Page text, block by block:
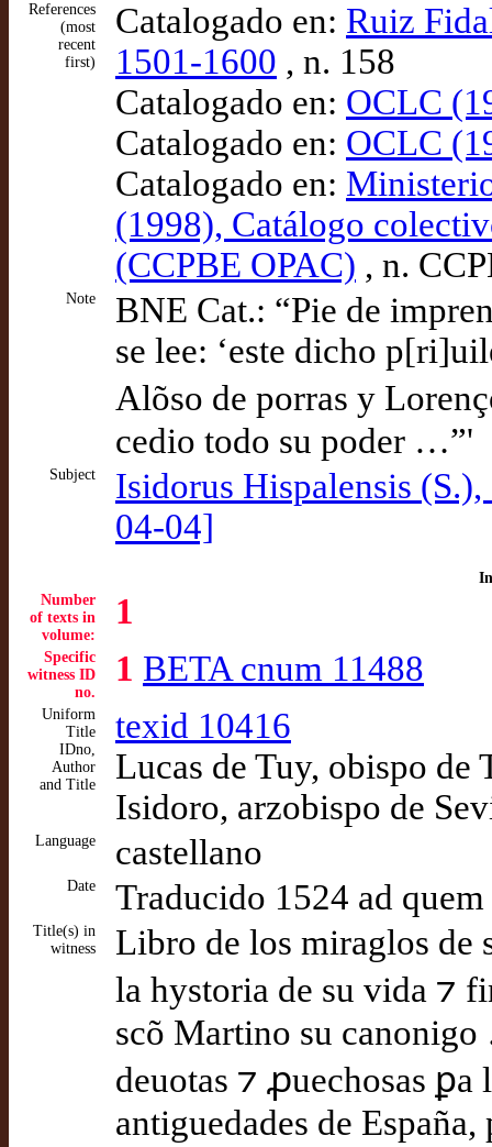
References
(most
recent
first)
Catalogado en: Ruiz
1501-1600 , n. 158
Catalogado en: OCLC
Catalogado en: OCLC
Catalogado en:
(1998), Catálogo
(CCPBE OPAC) , n.
Note
BNE Cat.: “Pie de
se lee: ‘este dicho
Alõso de porras y
cedio todo su poder …”'
Subject
Isidorus Hispalensis
04-04]
Number
of texts in
volume:
1
Specific
witness ID
no.
1 BETA cnum 11488
Uniform
Title
IDno,
Author
and Title
texid 10416
Lucas de Tuy, obispo de
Isidoro, arzobispo de
Language castellano
Date Traducido 1524 ad quem
Title(s) in
witness
Libro de los miraglos
la hystoria de su vida ⁊
scõ Martino su
deuotas ⁊ ꝓuechosas ꝑa
antiguedades de